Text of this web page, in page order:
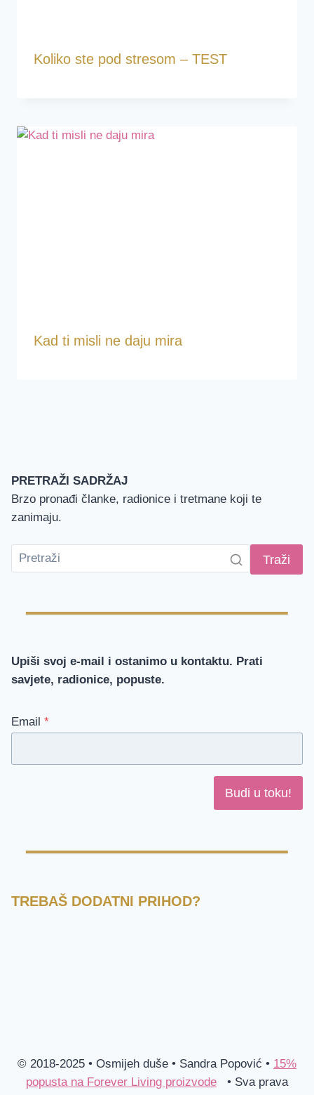
Koliko ste pod stresom – TEST
Kad ti misli ne daju mira
PRETRAŽI SADRŽAJ
Brzo pronađi članke, radionice i tretmane koji te
zanimaju.
Traži
Upiši svoj e-mail i ostanimo u kontaktu. Prati
savjete, radionice, popuste.
Email *
Budi u toku!
TREBAŠ DODATNI PRIHOD?
© 2018-2025 • Osmijeh duše • Sandra Popović • 15%
popusta na Forever Living proizvode • Sva prava